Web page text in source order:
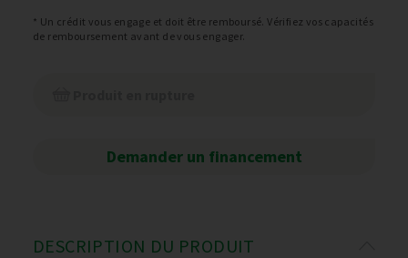
* Un crédit vous engage et doit être remboursé. Vérifiez vos capacités
de remboursement avant de vous engager.
Demander un financement
DESCRIPTION DU PRODUIT